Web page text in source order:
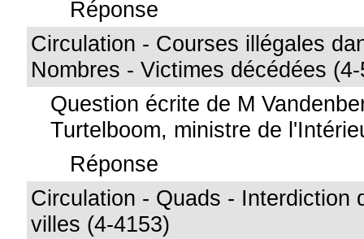
Réponse
Circulation - Courses illégales
Nombres - Victimes décédées
Question écrite de M
Turtelboom, ministre de
Réponse
Circulation - Quads - Interdiction
villes (4-4153)